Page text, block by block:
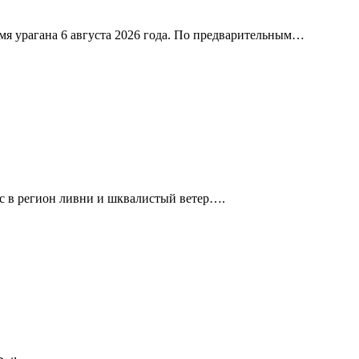
урагана 6 августа 2026 года. По предварительным…
в регион ливни и шквалистый ветер….